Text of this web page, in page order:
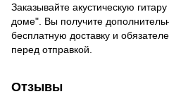
Заказывайте акустическую
доме". Вы получите
бесплатную доставку и
перед отправкой.
Отзывы